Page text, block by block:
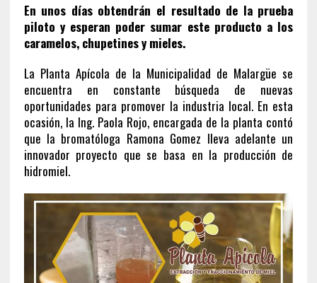
En unos días obtendrán el resultado de la prueba
piloto y esperan poder sumar este producto a los
caramelos, chupetines y mieles.
La Planta Apícola de la Municipalidad de Malargüe se
encuentra en constante búsqueda de nuevas
oportunidades para promover la industria local. En esta
ocasión, la Ing. Paola Rojo, encargada de la planta contó
que la bromatóloga Ramona Gomez lleva adelante un
innovador proyecto que se basa en la producción de
hidromiel.